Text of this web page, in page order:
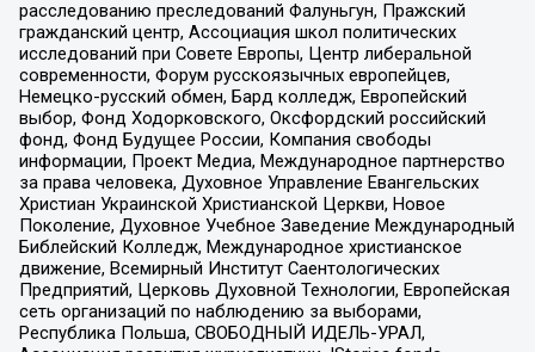
расследованию преследований Фалуньгун, Пражский
гражданский центр, Ассоциация школ политических
исследований при Совете Европы, Центр либеральной
современности, Форум русскоязычных европейцев,
Немецко-русский обмен, Бард колледж, Европейский
выбор, Фонд Ходорковского, Оксфордский российский
фонд, Фонд Будущее России, Компания свободы
информации, Проект Медиа, Международное партнерство
за права человека, Духовное Управление Евангельских
Христиан Украинской Христианской Церкви, Новое
Поколение, Духовное Учебное Заведение Международный
Библейский Колледж, Международное христианское
движение, Всемирный Институт Саентологических
Предприятий, Церковь Духовной Технологии, Европейская
сеть организаций по наблюдению за выборами,
Республика Польша, СВОБОДНЫЙ ИДЕЛЬ-УРАЛ,